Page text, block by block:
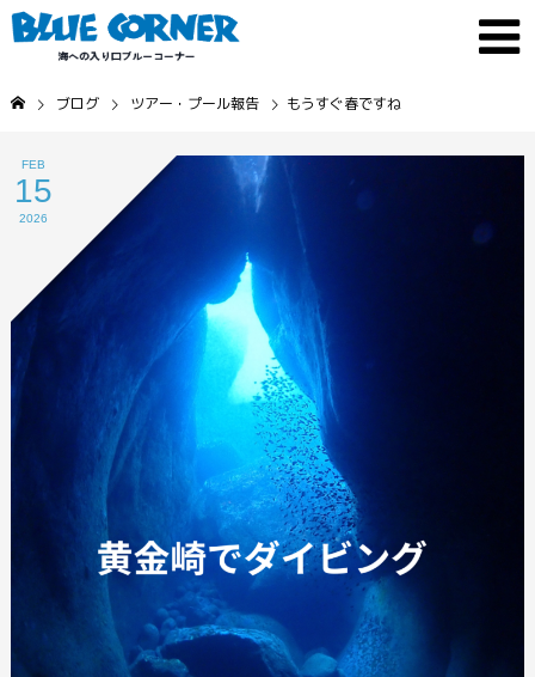
ブログ ツアー・プール報告 もうすぐ春ですね
FEB
15
2026